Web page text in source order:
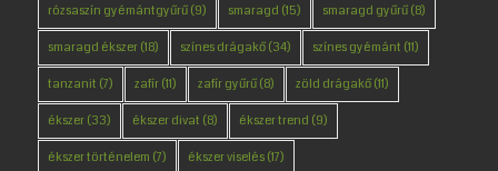
rózsaszín gyémántgyűrű(9) smaragd (15) smaragd gyűrű(8)
smaragd ékszer(18) színes drágakő(34) színes gyémánt (11)
tanzanit (7) zafír(11) zafír gyűrű(8) zöld drágakő(11)
ékszer(33) ékszer divat (8) ékszer trend (9)
ékszer történelem (7) ékszer viselés(17)